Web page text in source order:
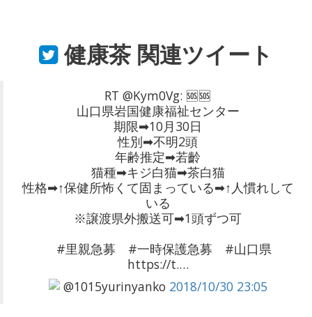
健康茶 関連ツイート
RT @Kym0Vg: 🆘🆘
山口県岩国健康福祉センター
期限➡10月30日
性別➡不明2頭
年齢推定➡若齡
猫種➡キジ白猫➡茶白猫
性格➡↑保健所怖くて固まっている➡↑人慣れして
いる
※譲渡県外搬送可➡1頭ずつ可
#里親急募 #一時保護急募 #山口県
https://t.…
@1015yurinyanko 2018/10/30 23:05